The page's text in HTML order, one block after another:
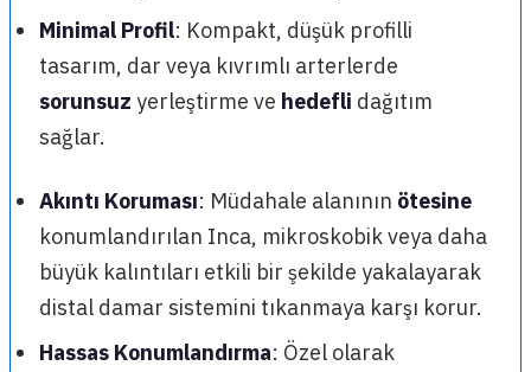
Minimal Profil: Kompakt, düşük profilli
tasarım, dar veya kıvrımlı arterlerde
sorunsuz yerleştirme ve hedefli dağıtım
sağlar.
Akıntı Koruması: Müdahale alanının ötesine
konumlandırılan Inca, mikroskobik veya daha
büyük kalıntıları etkili bir şekilde yakalayarak
distal damar sistemini tıkanmaya karşı korur.
Hassas Konumlandırma: Özel olarak